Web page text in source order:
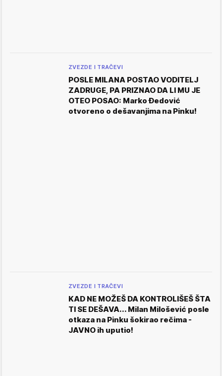
ZVEZDE I TRAČEVI
POSLE MILANA POSTAO VODITELJ
ZADRUGE, PA PRIZNAO DA LI MU JE
OTEO POSAO: Marko Đedović
otvoreno o dešavanjima na Pinku!
ZVEZDE I TRAČEVI
KAD NE MOŽEŠ DA KONTROLIŠEŠ ŠTA
TI SE DEŠAVA... Milan Milošević posle
otkaza na Pinku šokirao rečima -
JAVNO ih uputio!